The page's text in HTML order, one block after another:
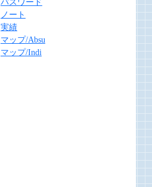
パスワード
ノート
実績
マップ/Absu
マップ/Indi